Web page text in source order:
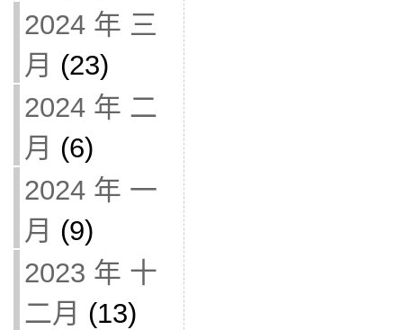
2024 年 三
月 (23)
2024 年 二
月 (6)
2024 年 一
月 (9)
2023 年 十
二月 (13)